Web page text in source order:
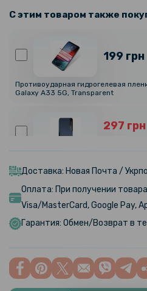
С этим товаром также
199 грн
Противоударная гидрогелевая
Galaxy A33 5G, Transparent
297 грн
159 грн
219 грн
Кожаный чехол-книжка Baseus
199 грн
Доставка: Новая Почта /
Оплата: При получении
Visa/MasterCard, Google Pay,
Гарантия: Обмен/Возврат в